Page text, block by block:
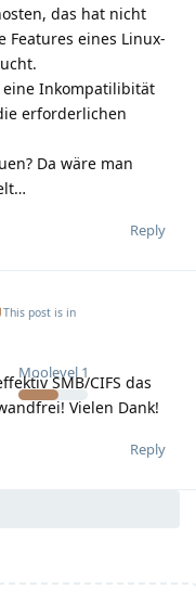
das hat nicht
Features eines Linux-
Inkompatilibität
erforderlichen
Da wäre man
Reply
Moolevel 1
This post is in
SMB/CIFS das
Vielen Dank!
Reply